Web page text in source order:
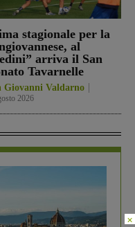
stagionale per la
al
arriva il San
Tavarnelle
Giovanni Valdarno
2026
×